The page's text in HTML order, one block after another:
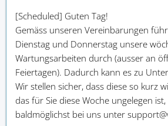
[Scheduled] Guten Tag!
Gemäss unseren Vereinbarungen
Dienstag und Donnerstag unsere
Wartungsarbeiten durch (ausser an
Feiertagen). Dadurch kann es zu
Wir stellen sicher, dass diese so kurz
das für Sie diese Woche ungelegen
baldmöglichst bei uns unter